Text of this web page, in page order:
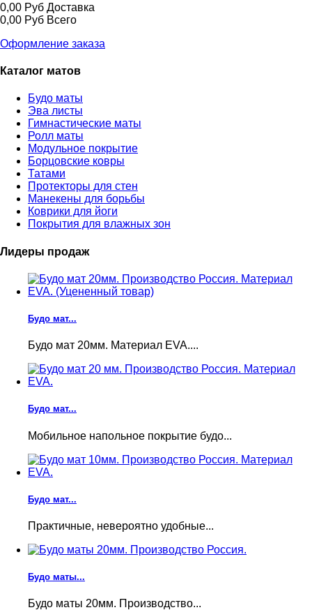
0,00 Руб Доставка
0,00 Руб Всего
Оформление заказа
Каталог матов
Будо маты
Эва листы
Гимнастические маты
Ролл маты
Модульное покрытие
Борцовские ковры
Татами
Протекторы для стен
Манекены для борьбы
Коврики для йоги
Покрытия для влажных зон
Лидеры продаж
Будо мат...
Будо мат 20мм. Материал EVA....
Будо мат...
Мобильное напольное покрытие будо...
Будо мат...
Практичные, невероятно удобные...
Будо маты...
Будо маты 20мм. Производство...